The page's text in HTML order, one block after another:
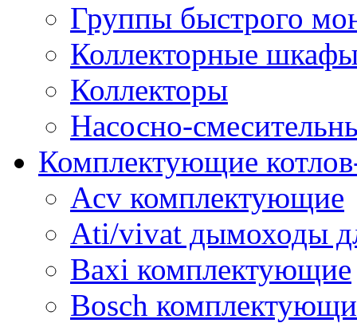
Группы быстрого
Коллекторные
Коллекторы
Насосно-
Комплектующие
Acv комплектующие
Ati/vivat дымоходы
Baxi комплектующие
Bosch